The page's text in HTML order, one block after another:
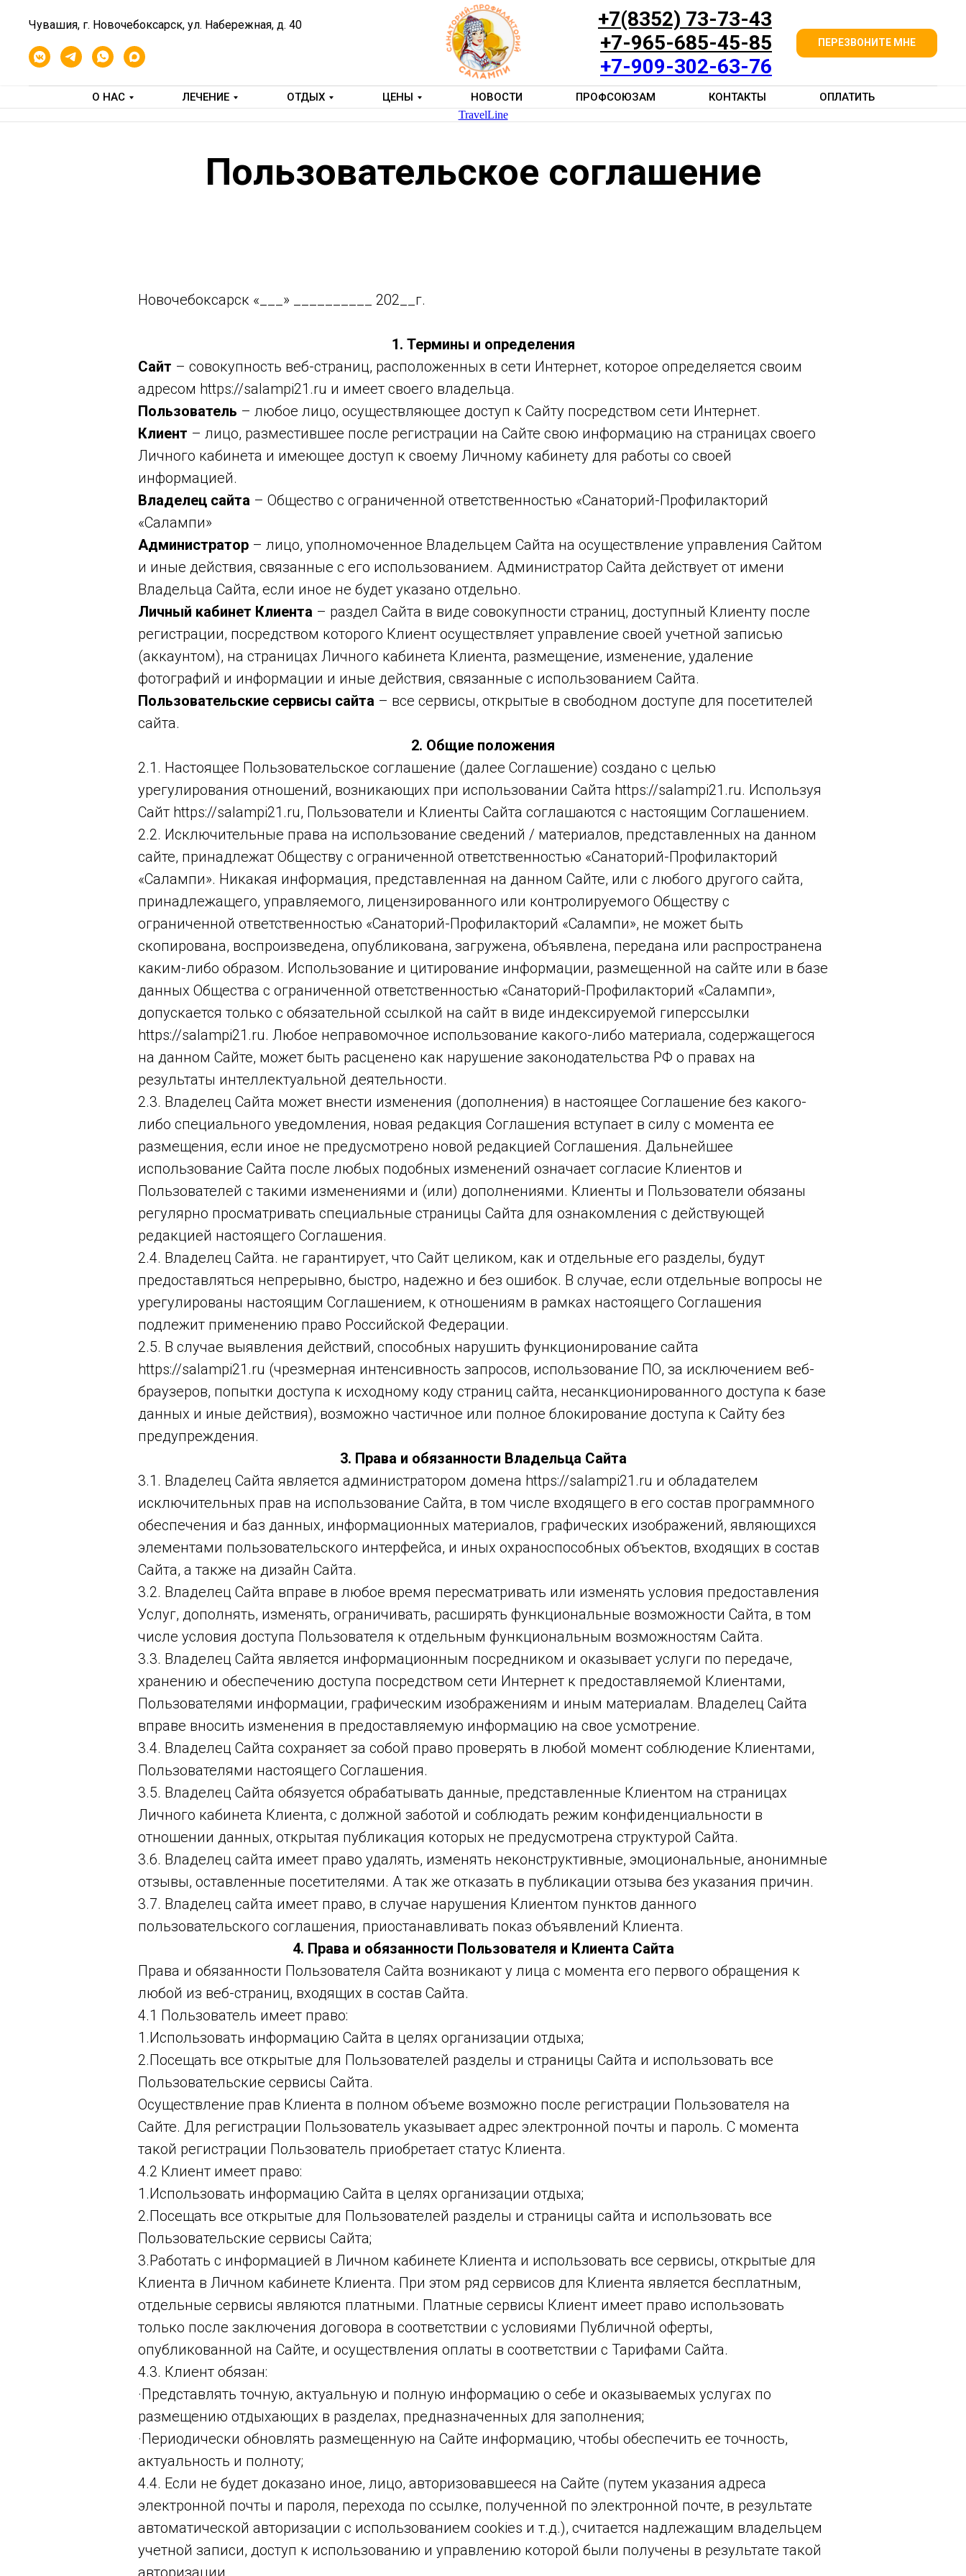
Чувашия, г. Новочебоксарск, ул. Набережная, д. 40
+7(8352) 73-73-43
+7-965-685-45-85
+7-909-302-63-76
ПЕРЕЗВОНИТЕ МНЕ
О НАС ЛЕЧЕНИЕ ОТДЫХ ЦЕНЫ НОВОСТИ ПРОФСОЮЗАМ КОНТАКТЫ ОПЛАТИТЬ
TravelLine
Пользовательское соглашение
Новочебоксарск ㅤㅤㅤㅤㅤㅤㅤㅤㅤㅤㅤㅤㅤㅤㅤㅤㅤㅤㅤㅤㅤㅤㅤㅤㅤㅤㅤㅤㅤ«___» __________ 202__г.
1. Термины и определения
Сайт – совокупность веб-страниц, расположенных в сети Интернет, которое определяется своим
адресом https://salampi21.ru и имеет своего владельца.
Пользователь – любое лицо, осуществляющее доступ к Сайту посредством сети Интернет.
Клиент – лицо, разместившее после регистрации на Сайте свою информацию на страницах своего
Личного кабинета и имеющее доступ к своему Личному кабинету для работы со своей
информацией.
Владелец сайта – Общество с ограниченной ответственностью «Санаторий-Профилакторий
«Салампи»
Администратор – лицо, уполномоченное Владельцем Сайта на осуществление управления Сайтом
и иные действия, связанные с его использованием. Администратор Сайта действует от имени
Владельца Сайта, если иное не будет указано отдельно.
Личный кабинет Клиента – раздел Сайта в виде совокупности страниц, доступный Клиенту после
регистрации, посредством которого Клиент осуществляет управление своей учетной записью
(аккаунтом), на страницах Личного кабинета Клиента, размещение, изменение, удаление
фотографий и информации и иные действия, связанные с использованием Сайта.
Пользовательские сервисы сайта – все сервисы, открытые в свободном доступе для посетителей
сайта.
2. Общие положения
2.1. Настоящее Пользовательское соглашение (далее Соглашение) создано с целью
урегулирования отношений, возникающих при использовании Сайта https://salampi21.ru. Используя
Сайт https://salampi21.ru, Пользователи и Клиенты Сайта соглашаются с настоящим Соглашением.
2.2. Исключительные права на использование сведений / материалов, представленных на данном
сайте, принадлежат Обществу с ограниченной ответственностью «Санаторий-Профилакторий
«Салампи». Никакая информация, представленная на данном Сайте, или с любого другого сайта,
принадлежащего, управляемого, лицензированного или контролируемого Обществу с
ограниченной ответственностью «Санаторий-Профилакторий «Салампи», не может быть
скопирована, воспроизведена, опубликована, загружена, объявлена, передана или распространена
каким-либо образом. Использование и цитирование информации, размещенной на сайте или в базе
данных Общества с ограниченной ответственностью «Санаторий-Профилакторий «Салампи»,
допускается только с обязательной ссылкой на сайт в виде индексируемой гиперссылки
https://salampi21.ru. Любое неправомочное использование какого-либо материала, содержащегося
на данном Сайте, может быть расценено как нарушение законодательства РФ о правах на
результаты интеллектуальной деятельности.
2.3. Владелец Сайта может внести изменения (дополнения) в настоящее Соглашение без какого-
либо специального уведомления, новая редакция Соглашения вступает в силу с момента ее
размещения, если иное не предусмотрено новой редакцией Соглашения. Дальнейшее
использование Сайта после любых подобных изменений означает согласие Клиентов и
Пользователей с такими изменениями и (или) дополнениями. Клиенты и Пользователи обязаны
регулярно просматривать специальные страницы Сайта для ознакомления с действующей
редакцией настоящего Соглашения.
2.4. Владелец Сайта. не гарантирует, что Сайт целиком, как и отдельные его разделы, будут
предоставляться непрерывно, быстро, надежно и без ошибок. В случае, если отдельные вопросы не
урегулированы настоящим Соглашением, к отношениям в рамках настоящего Соглашения
подлежит применению право Российской Федерации.
2.5. В случае выявления действий, способных нарушить функционирование сайта
https://salampi21.ru (чрезмерная интенсивность запросов, использование ПО, за исключением веб-
браузеров, попытки доступа к исходному коду страниц сайта, несанкционированного доступа к базе
данных и иные действия), возможно частичное или полное блокирование доступа к Сайту без
предупреждения.
3. Права и обязанности Владельца Сайта
3.1. Владелец Сайта является администратором домена https://salampi21.ru и обладателем
исключительных прав на использование Сайта, в том числе входящего в его состав программного
обеспечения и баз данных, информационных материалов, графических изображений, являющихся
элементами пользовательского интерфейса, и иных охраноспособных объектов, входящих в состав
Сайта, а также на дизайн Сайта.
3.2. Владелец Сайта вправе в любое время пересматривать или изменять условия предоставления
Услуг, дополнять, изменять, ограничивать, расширять функциональные возможности Сайта, в том
числе условия доступа Пользователя к отдельным функциональным возможностям Сайта.
3.3. Владелец Сайта является информационным посредником и оказывает услуги по передаче,
хранению и обеспечению доступа посредством сети Интернет к предоставляемой Клиентами,
Пользователями информации, графическим изображениям и иным материалам. Владелец Сайта
вправе вносить изменения в предоставляемую информацию на свое усмотрение.
3.4. Владелец Сайта сохраняет за собой право проверять в любой момент соблюдение Клиентами,
Пользователями настоящего Соглашения.
3.5. Владелец Сайта обязуется обрабатывать данные, представленные Клиентом на страницах
Личного кабинета Клиента, с должной заботой и соблюдать режим конфиденциальности в
отношении данных, открытая публикация которых не предусмотрена структурой Сайта.
3.6. Владелец сайта имеет право удалять, изменять неконструктивные, эмоциональные, анонимные
отзывы, оставленные посетителями. А так же отказать в публикации отзыва без указания причин.
3.7. Владелец сайта имеет право, в случае нарушения Клиентом пунктов данного
пользовательского соглашения, приостанавливать показ объявлений Клиента.
4. Права и обязанности Пользователя и Клиента Сайта
Права и обязанности Пользователя Сайта возникают у лица с момента его первого обращения к
любой из веб-страниц, входящих в состав Сайта.
4.1 Пользователь имеет право:
1.Использовать информацию Сайта в целях организации отдыха;
2.Посещать все открытые для Пользователей разделы и страницы Сайта и использовать все
Пользовательские сервисы Сайта.
Осуществление прав Клиента в полном объеме возможно после регистрации Пользователя на
Сайте. Для регистрации Пользователь указывает адрес электронной почты и пароль. С момента
такой регистрации Пользователь приобретает статус Клиента.
4.2 Клиент имеет право:
1.Использовать информацию Сайта в целях организации отдыха;
2.Посещать все открытые для Пользователей разделы и страницы сайта и использовать все
Пользовательские сервисы Сайта;
3.Работать с информацией в Личном кабинете Клиента и использовать все сервисы, открытые для
Клиента в Личном кабинете Клиента. При этом ряд сервисов для Клиента является бесплатным,
отдельные сервисы являются платными. Платные сервисы Клиент имеет право использовать
только после заключения договора в соответствии с условиями Публичной оферты,
опубликованной на Сайте, и осуществления оплаты в соответствии с Тарифами Сайта.
4.3. Клиент обязан:
·Представлять точную, актуальную и полную информацию о себе и оказываемых услугах по
размещению отдыхающих в разделах, предназначенных для заполнения;
·Периодически обновлять размещенную на Сайте информацию, чтобы обеспечить ее точность,
актуальность и полноту;
4.4. Если не будет доказано иное, лицо, авторизовавшееся на Сайте (путем указания адреса
электронной почты и пароля, перехода по ссылке, полученной по электронной почте, в результате
автоматической авторизации с использованием cookies и т.д.), считается надлежащим владельцем
учетной записи, доступ к использованию и управлению которой были получены в результате такой
авторизации.